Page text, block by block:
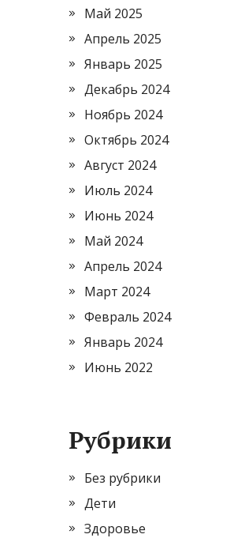
Май 2025
Апрель 2025
Январь 2025
Декабрь 2024
Ноябрь 2024
Октябрь 2024
Август 2024
Июль 2024
Июнь 2024
Май 2024
Апрель 2024
Март 2024
Февраль 2024
Январь 2024
Июнь 2022
Рубрики
Без рубрики
Дети
Здоровье